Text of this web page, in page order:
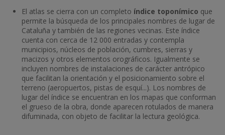
El atlas se cierra con un completo índice toponímico que
permite la búsqueda de los principales nombres de lugar de
Cataluña y también de las regiones vecinas. Este índice
cuenta con cerca de 12 000 entradas y contempla
municipios, núcleos de población, cumbres, sierras y
macizos y otros elementos orográficos. Igualmente se
incluyen nombres de instalaciones de carácter antrópico
que facilitan la orientación y el posicionamiento sobre el
terreno (aeropuertos, pistas de esquí...). Los nombres de
lugar del índice se encuentran en los mapas que conforman
el grueso de la obra, donde aparecen rotulados de manera
difuminada, con objeto de facilitar la lectura geológica.